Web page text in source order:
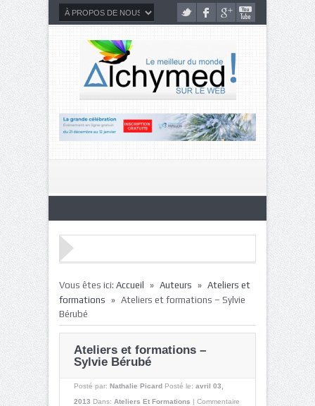
Vous êtes ici: Accueil » Auteurs » Ateliers et
formations » Ateliers et formations – Sylvie
Bérubé
Ateliers et formations –
Sylvie Bérubé
Posté par: Nathalie Picard Posté le: avril 03,
2013 Dans: Ateliers Et Formations | Commentaire